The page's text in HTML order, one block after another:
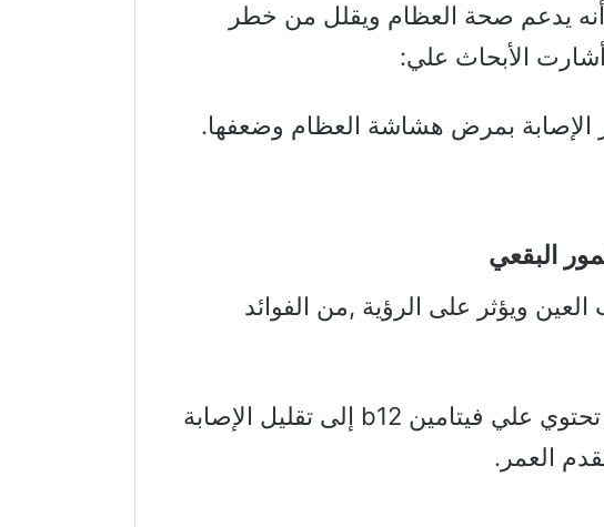
يعد واحد من أهم فوائد فيتامين b12 أنه يدعم صحة العظام ويقلل من خطر
الأبحاث علي:
ويؤثر على الرؤية ,من الفوائد
يؤدي تناول كميات عالية وأطعمة تحتوي علي فيتامين b12 إلى تقليل الإصابة
العمر.